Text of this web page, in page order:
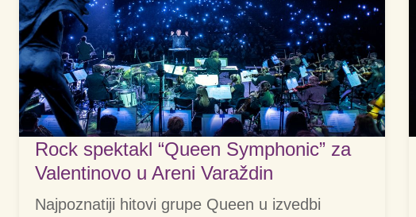
Rock spektakl “Queen Symphonic” za
Valentinovo u Areni Varaždin
Najpoznatiji hitovi grupe Queen u izvedbi